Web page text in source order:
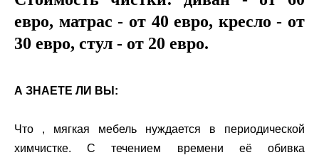
евро, матрас - от 40 евро, кресло - от
30 евро, стул - от 20 евро.
А ЗНАЕТЕ ЛИ ВЫ:
Что , мягкая мебель нуждается в периодической
химчистке. С течением времени её обивка